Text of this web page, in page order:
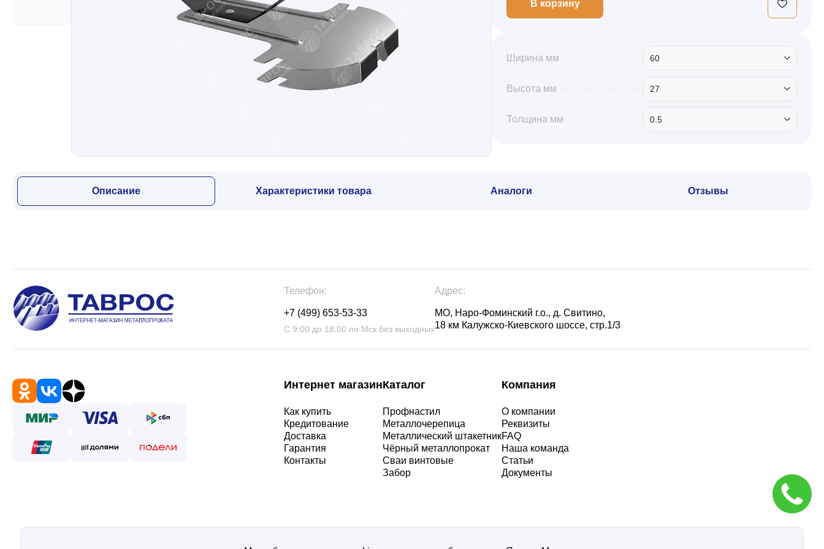
Профили для гипсокартона
Дача и сад
В корзину
Ширина мм 60
Высота мм 27
Толщина мм 0.5
Описание Характеристики товара Аналоги Отзывы
Телефон:
+7 (499) 653-53-33
С 9:00 до 18:00 по Мск без выходных
Адрес:
МО, Наро-Фоминский г.о., д. Свитино,
18 км Калужско-Киевского шоссе, стр.1/3
Интернет магазин
Как купить
Кредитование
Доставка
Гарантия
Контакты
Каталог
Профнастил
Металлочерепица
Металлический штакетник
Чёрный металлопрокат
Сваи винтовые
Забор
Компания
О компании
Реквизиты
FAQ
Наша команда
Статьи
Документы